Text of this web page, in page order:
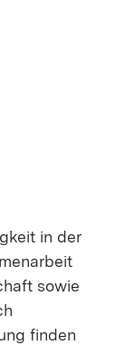
in der
sowie
finden